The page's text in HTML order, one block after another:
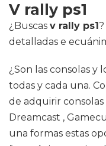
V rally ps1
¿Buscas v rally ps1
detalladas e
¿Son las consolas y
todas y cada una.
de adquirir
Dreamcast ,
una formas estas